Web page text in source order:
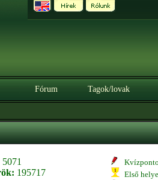
Fórum Tagok/lovak
5071
195717
Első